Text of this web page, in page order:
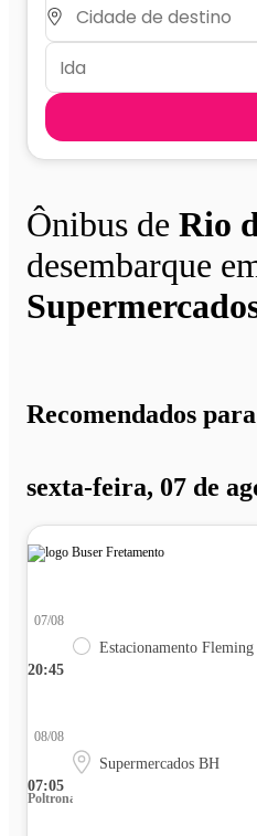
Ônibus de Rio
desembarque
Recomendados
sexta-feira, 07 de
20:45
07/08
Estacionamento
07:05
08/08
Supermercados BH
Poltrona